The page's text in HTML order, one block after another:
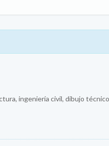
ingeniería civil, dibujo